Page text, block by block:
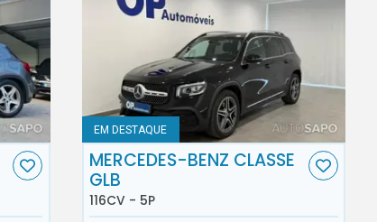
EM DESTAQUE
MERCEDES-BENZ CLASSE
GLB
116CV - 5P